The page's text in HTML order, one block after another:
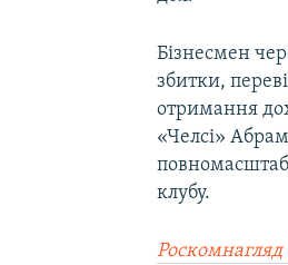
Бізнесмен
збитки,
отримання
«Челсі»
клубу.
Роскомнагляд